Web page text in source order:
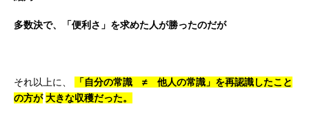
多数決で、「便利さ」を求めた人が勝ったのだが
それ以上に、
「自分の常識 ≠ 他人の常識」を再認識したこと
の方が 大きな収穫だった。